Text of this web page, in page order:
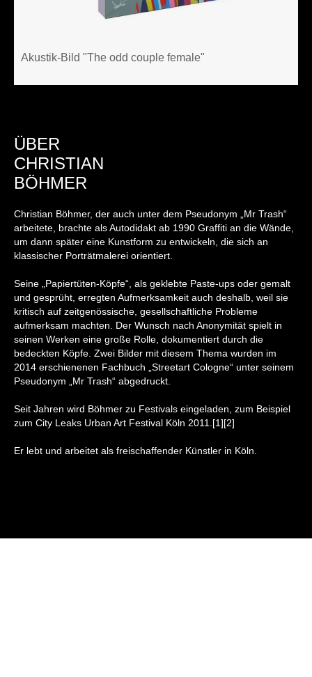
Akustik-Bild "The odd couple female"
ÜBER
CHRISTIAN
BÖHMER
Christian Böhmer, der auch unter dem Pseudonym „Mr Trash“
arbeitete, brachte als Autodidakt ab 1990 Graffiti an die Wände,
um dann später eine Kunstform zu entwickeln, die sich an
klassischer Porträtmalerei orientiert.
Seine „Papiertüten-Köpfe“, als geklebte Paste-ups oder gemalt
und gesprüht, erregten Aufmerksamkeit auch deshalb, weil sie
kritisch auf zeitgenössische, gesellschaftliche Probleme
aufmerksam machten. Der Wunsch nach Anonymität spielt in
seinen Werken eine große Rolle, dokumentiert durch die
bedeckten Köpfe. Zwei Bilder mit diesem Thema wurden im
2014 erschienenen Fachbuch „Streetart Cologne“ unter seinem
Pseudonym „Mr Trash“ abgedruckt.
Seit Jahren wird Böhmer zu Festivals eingeladen, zum Beispiel
zum City Leaks Urban Art Festival Köln 2011.[1][2]
Er lebt und arbeitet als freischaffender Künstler in Köln.